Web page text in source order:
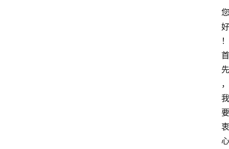
您
好
！
首
先
，
我
要
衷
心